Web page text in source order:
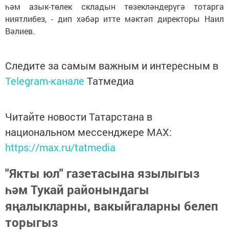
һәм азык-төлек складын төзекләндерүгә тотарга
ниятлибез, - дип хәбәр итте мәктәп директоры Наил
Вәлиев.
Следите за самым важным и интересным в
Telegram-канале Татмедиа
Читайте новости Татарстана в
национальном мессенджере MАХ:
https://max.ru/tatmedia
"Якты юл" газетасына язылыгыз
һәм Тукай районындагы
яңалыкларны, вакыйгаларны белеп
торыгыз